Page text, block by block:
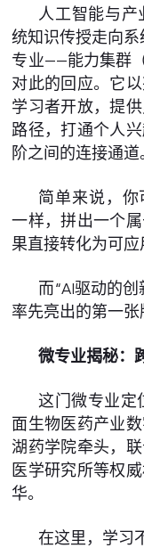
人工智能与
统知识传授走向
专业——能力集群
对此的回应。它
学习者开放，提
路径，打通个人
阶之间的连接通道
简单来说，你
一样，拼出一个
果直接转化为可应
而“AI驱动的
率先亮出的第一张
微专业揭秘：
这门微专业定
面生物医药产业
湖药学院牵头，
医学研究所等权
华。
在这里，学习